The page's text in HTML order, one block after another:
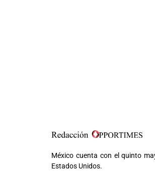
México cuenta con el quinto
Estados Unidos.